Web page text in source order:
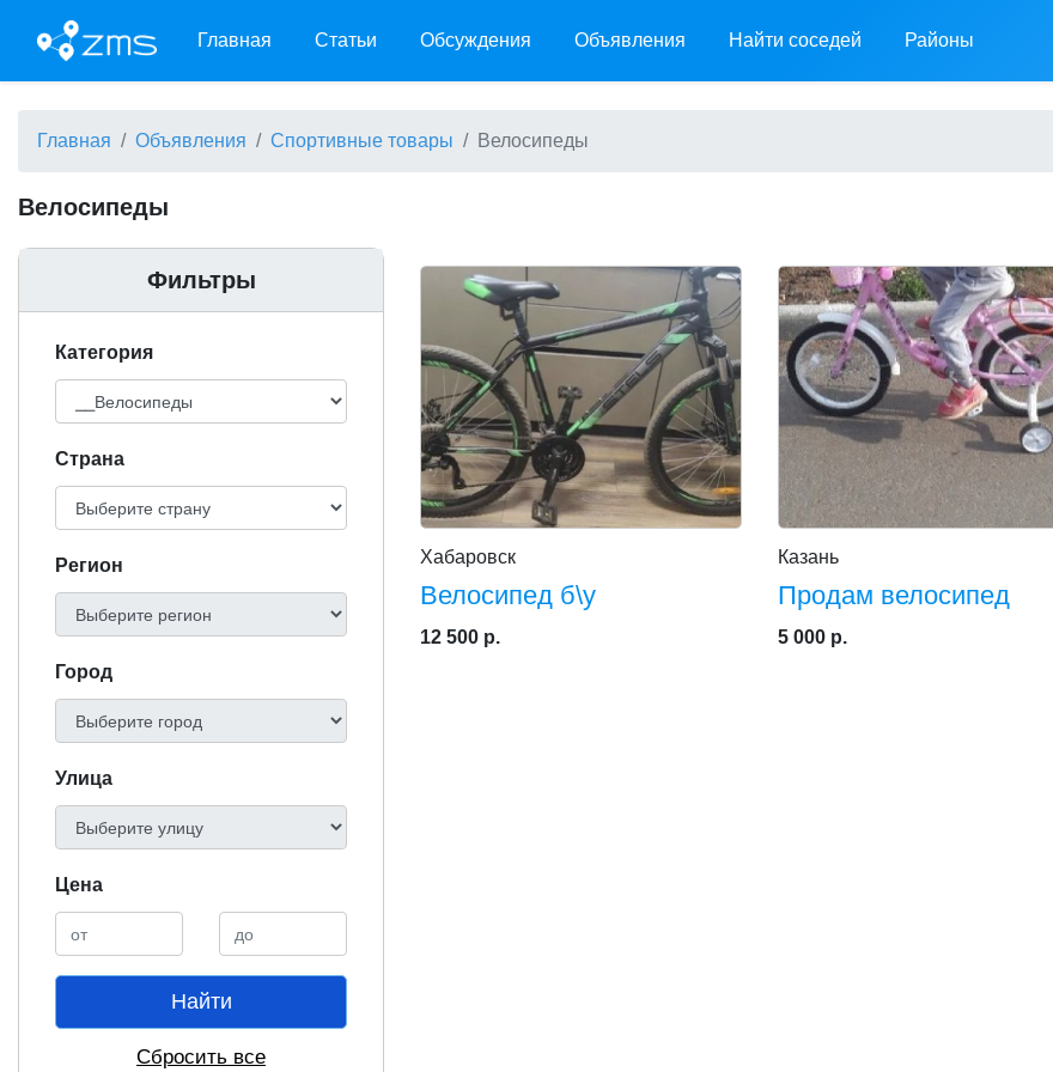
Главная Статьи Обсуждения Объявления Найти соседей Районы
Главная Объявления Спортивные товары Велосипеды
Велосипеды
Фильтры
Категория
Cтрана
Регион
Город
Улица
Цена
Найти
Сбросить все
Хабаровск
Велосипед б\у
12 500 р.
Казань
Продам велосипед
5 000 р.